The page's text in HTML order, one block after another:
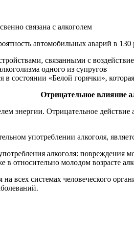
связана с алкоголем
автомобильных аварий в 130
связанными с
одного из супругов
состоянии «Белой горячки»,
Отрицательное влияние
Отрицательное действие
употреблении алкоголя,
алкоголя: повреждения
относительно молодом возрасте
системах человеческого